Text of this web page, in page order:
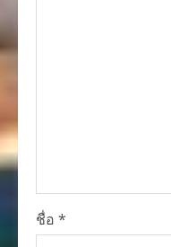
ชื่อ *